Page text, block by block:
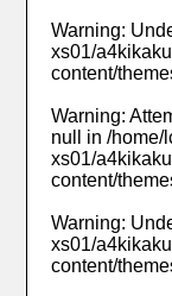
Warning:
xs01/
content/
Warning:
null in/home/
xs01/
content/
Warning:
xs01/
content/